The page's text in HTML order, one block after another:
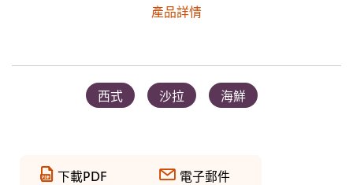
產品詳情
西式 沙拉 海鮮
下載PDF 電子郵件